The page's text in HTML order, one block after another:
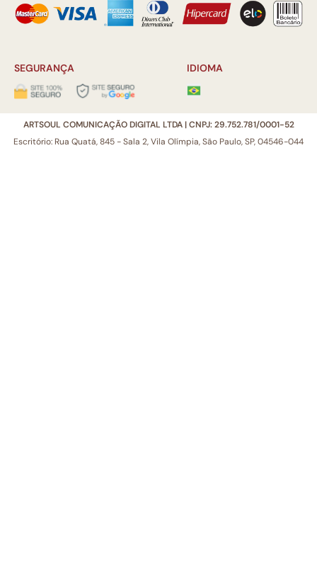
SEGURANÇA IDIOMA
ARTSOUL COMUNICAÇÃO DIGITAL LTDA | CNPJ: 29.752.781/0001-52
Escritório: Rua Quatá, 845 - Sala 2, Vila Olímpia, São Paulo, SP, 04546-044